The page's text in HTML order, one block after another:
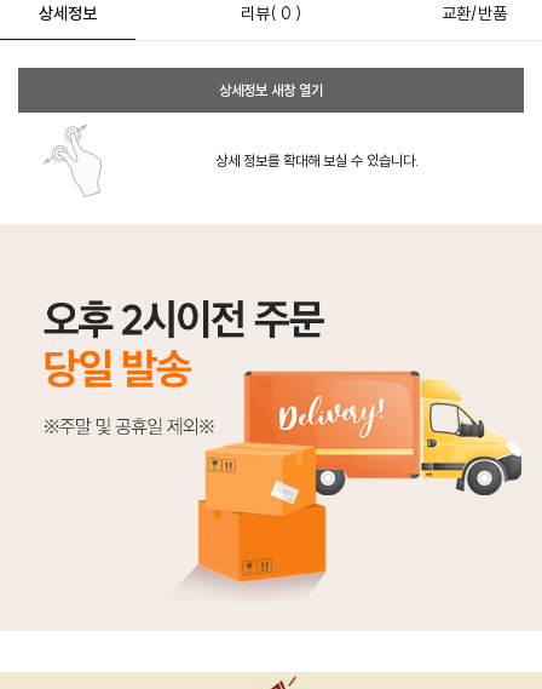
상세정보 리뷰( 0 ) 교환/반품
상세정보 새창 열기
상세 정보를 확대해 보실 수 있습니다.